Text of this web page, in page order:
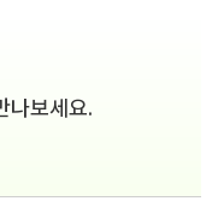
나보세요.